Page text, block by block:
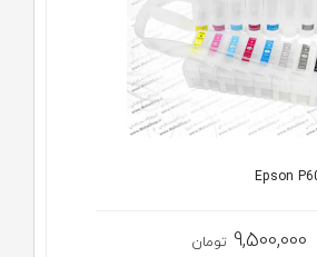
9,500,000 تومان